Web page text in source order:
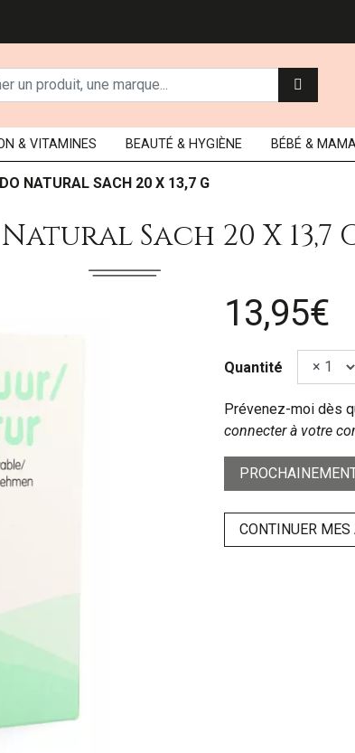
& VITAMINES BEAUTÉ & HYGIÈNE BÉBÉ &
NATURAL SACH 20 X 13,7 G
Sach 20 X 13,7
13,95€
Quantité
Prévenez-moi dès
connecter à votre
CONTINUER MES